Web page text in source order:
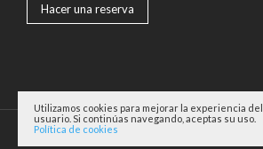
Hacer una reserva
© Copyright Via Napoli Restaurante Pizzeria
Utilizamos cookies para mejorar la experiencia del
usuario. Si continúas navegando, aceptas su uso.
Política de cookies